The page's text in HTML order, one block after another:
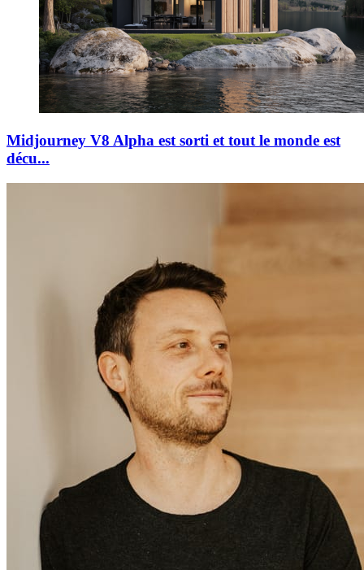
Midjourney V8 Alpha est sorti et tout le monde est
décu...